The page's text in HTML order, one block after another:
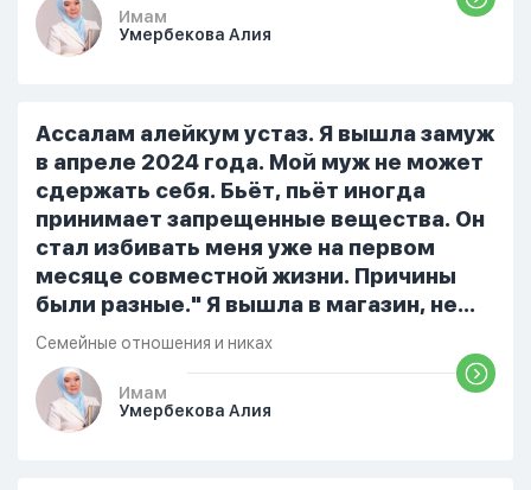
Ислама и эта игра не мешает ему
выполнять ему его обязанности по
является Единым Богом и не
принимает слова и контекст игры в
серьез, относиться к игре только как к
развлечению и...
Имам
Умербекова Алия
Ассалам алейкум устаз. Я вышла замуж
в апреле 2024 года. Мой муж не может
сдержать себя. Бьёт, пьёт иногда
принимает запрещенные вещества. Он
стал избивать меня уже на первом
месяце совместной жизни. Причины
были разные." Я вышла в магазин, не
помыла вовремя посуду, не
приготовила во время еду, прошу
немного времени и любви" он никогда
не свободен для меня. С 7 утра до 8
Семейные отношения и никах
Имам
Умербекова Алия